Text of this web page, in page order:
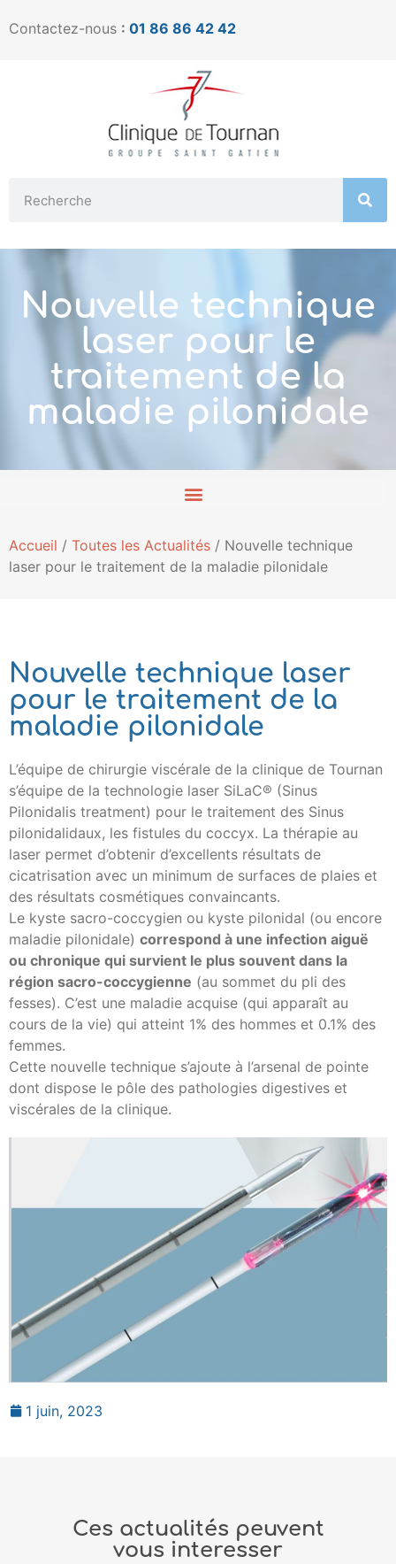
Contactez-nous : 01 86 86 42 42
Nouvelle technique
laser pour le
traitement de la
maladie pilonidale
Accueil / Toutes les Actualités / Nouvelle technique
laser pour le traitement de la maladie pilonidale
Nouvelle technique laser
pour le traitement de la
maladie pilonidale
L’équipe de chirurgie viscérale de la clinique de Tournan
s’équipe de la technologie laser SiLaC® (Sinus
Pilonidalis treatment) pour le traitement des Sinus
pilonidalidaux, les fistules du coccyx. La thérapie au
laser permet d’obtenir d’excellents résultats de
cicatrisation avec un minimum de surfaces de plaies et
des résultats cosmétiques convaincants.
Le kyste sacro-coccygien ou kyste pilonidal (ou encore
maladie pilonidale) correspond à une infection aiguë
ou chronique qui survient le plus souvent dans la
région sacro-coccygienne (au sommet du pli des
fesses). C’est une maladie acquise (qui apparaît au
cours de la vie) qui atteint 1% des hommes et 0.1% des
femmes.
Cette nouvelle technique s’ajoute à l’arsenal de pointe
dont dispose le pôle des pathologies digestives et
viscérales de la clinique.
1 juin, 2023
Ces actualités peuvent
vous interesser